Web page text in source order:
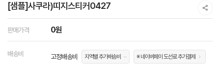
[샘플]사쿠라)띠지스티커0427
판매가격 0원
배송비 고정배송비 지역별 추가배송비 ※ 네이버페이 도선료 추가결제